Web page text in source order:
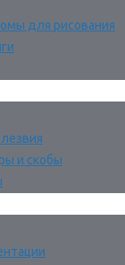
для рисования
и скобы